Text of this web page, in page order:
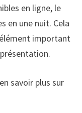
en ligne, le
en une nuit. Cela
important
savoir plus sur